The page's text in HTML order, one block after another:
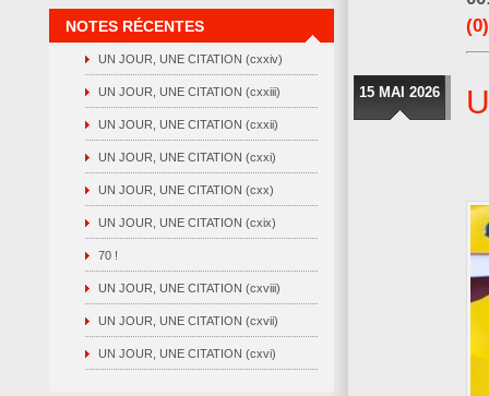
NOTES RÉCENTES
UN JOUR, UNE CITATION (cxxiv)
UN JOUR, UNE CITATION (cxxiii)
UN JOUR, UNE CITATION (cxxii)
UN JOUR, UNE CITATION (cxxi)
UN JOUR, UNE CITATION (cxx)
UN JOUR, UNE CITATION (cxix)
70 !
UN JOUR, UNE CITATION (cxviii)
UN JOUR, UNE CITATION (cxvii)
UN JOUR, UNE CITATION (cxvi)
(0)
15 MAI 2026